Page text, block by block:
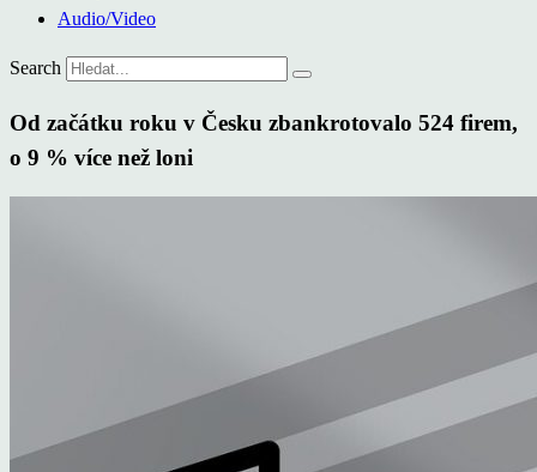
Audio/Video
Search
Od začátku roku v Česku zbankrotovalo 524 firem,
o 9 % více než loni